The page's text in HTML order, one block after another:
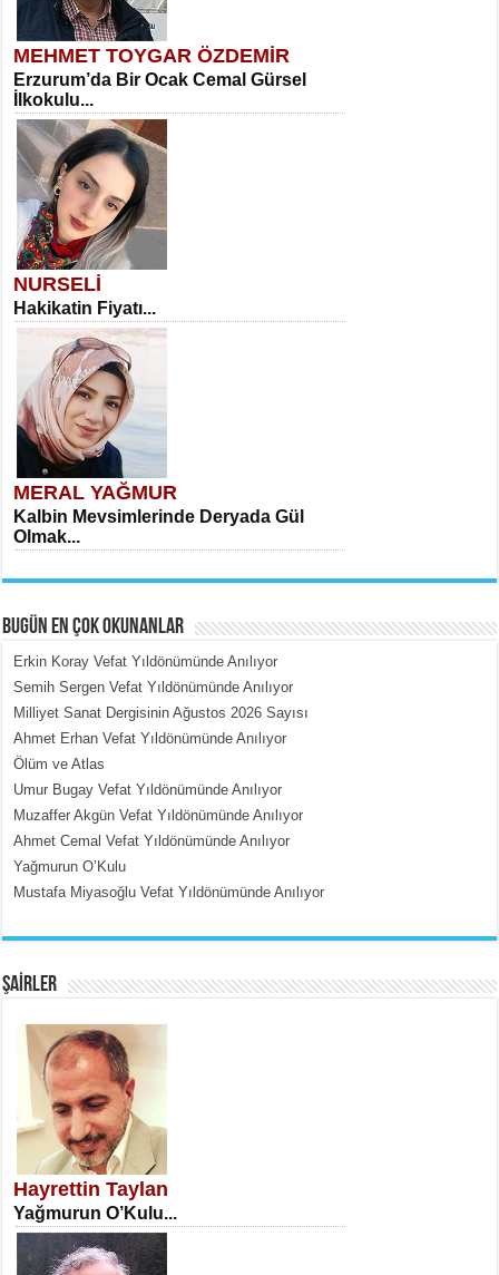
MEHMET TOYGAR ÖZDEMİR
Erzurum’da Bir Ocak Cemal Gürsel
İlkokulu...
NURSELİ
Hakikatin Fiyatı...
MERAL YAĞMUR
Kalbin Mevsimlerinde Deryada Gül
Olmak...
MEHMET ÇOBAN
İçerdeki Put Dışardaki Maskeler...
SATILMIŞ ÜMİT ÇETİNKAYA
Erkenlik...
BUGÜN EN ÇOK OKUNANLAR
Erkin Koray Vefat Yıldönümünde Anılıyor
Semih Sergen Vefat Yıldönümünde Anılıyor
Milliyet Sanat Dergisinin Ağustos 2026 Sayısı
Ahmet Erhan Vefat Yıldönümünde Anılıyor
Ölüm ve Atlas
Umur Bugay Vefat Yıldönümünde Anılıyor
Muzaffer Akgün Vefat Yıldönümünde Anılıyor
Ahmet Cemal Vefat Yıldönümünde Anılıyor
Yağmurun O’Kulu
Mustafa Miyasoğlu Vefat Yıldönümünde Anılıyor
ŞAİRLER
Hayrettin Taylan
Yağmurun O’Kulu...